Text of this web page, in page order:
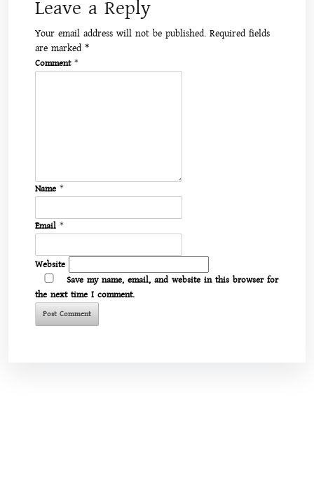
Leave a Reply
Your email address will not be published. Required fields
are marked *
Comment *
Name *
Email *
Website
Save my name, email, and website in this browser for
the next time I comment.